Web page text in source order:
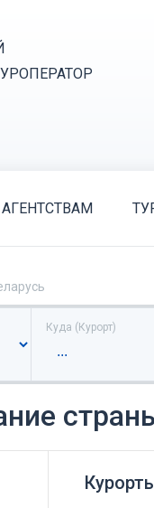
АГЕНТСТВАМ
Куда (Курорт)